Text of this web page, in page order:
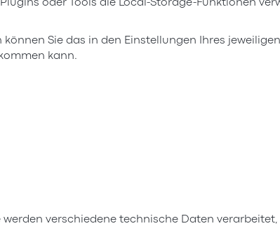
Sie das in den Einstellungen Ihres
kann.
verschiedene technische Daten